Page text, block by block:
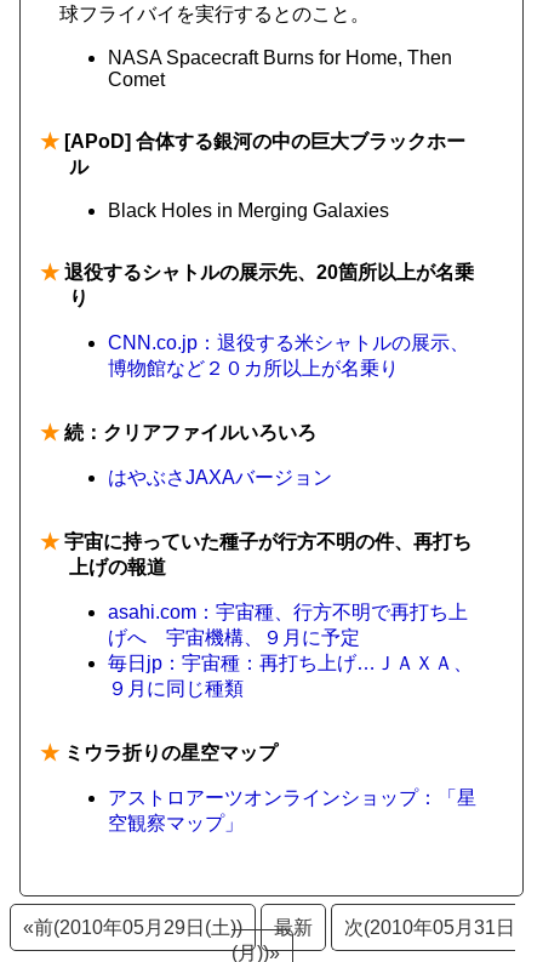
球フライバイを実行するとのこと。
NASA Spacecraft Burns for Home, Then
Comet
★ [APoD] 合体する銀河の中の巨大ブラックホー
ル
Black Holes in Merging Galaxies
★ 退役するシャトルの展示先、20箇所以上が名乗
り
CNN.co.jp：退役する米シャトルの展示、
博物館など２０カ所以上が名乗り
★ 続：クリアファイルいろいろ
はやぶさJAXAバージョン
★ 宇宙に持っていた種子が行方不明の件、再打ち
上げの報道
asahi.com：宇宙種、行方不明で再打ち上
げへ 宇宙機構、９月に予定
毎日jp：宇宙種：再打ち上げ…ＪＡＸＡ、
９月に同じ種類
★ ミウラ折りの星空マップ
アストロアーツオンラインショップ：「星
空観察マップ」
«前(2010年05月29日(土)) 最新
次(2010年05月31日
(月))»